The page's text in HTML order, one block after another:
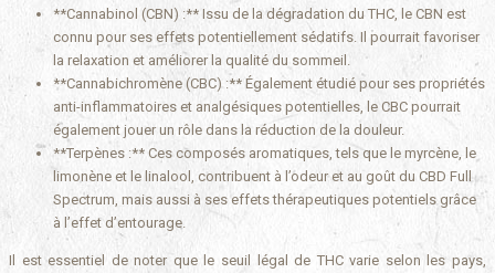
**Cannabinol (CBN) :** Issu de la dégradation du THC, le CBN est
connu pour ses effets potentiellement sédatifs. Il pourrait favoriser
la relaxation et améliorer la qualité du sommeil.
**Cannabichromène (CBC) :** Également étudié pour ses propriétés
anti-inflammatoires et analgésiques potentielles, le CBC pourrait
également jouer un rôle dans la réduction de la douleur.
**Terpènes :** Ces composés aromatiques, tels que le myrcène, le
limonène et le linalool, contribuent à l’odeur et au goût du CBD Full
Spectrum, mais aussi à ses effets thérapeutiques potentiels grâce
à l’effet d’entourage.
Il est essentiel de noter que le seuil légal de THC varie selon les pays,